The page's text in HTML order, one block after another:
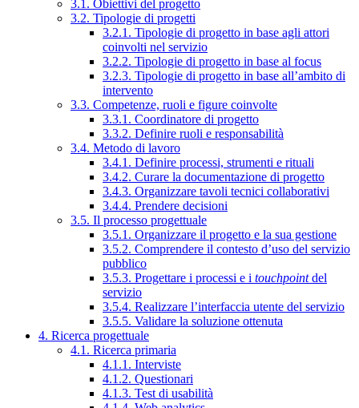
3.1. Obiettivi del progetto
3.2. Tipologie di progetti
3.2.1. Tipologie di progetto in base agli attori
coinvolti nel servizio
3.2.2. Tipologie di progetto in base al focus
3.2.3. Tipologie di progetto in base all’ambito di
intervento
3.3. Competenze, ruoli e figure coinvolte
3.3.1. Coordinatore di progetto
3.3.2. Definire ruoli e responsabilità
3.4. Metodo di lavoro
3.4.1. Definire processi, strumenti e rituali
3.4.2. Curare la documentazione di progetto
3.4.3. Organizzare tavoli tecnici collaborativi
3.4.4. Prendere decisioni
3.5. Il processo progettuale
3.5.1. Organizzare il progetto e la sua gestione
3.5.2. Comprendere il contesto d’uso del servizio
pubblico
3.5.3. Progettare i processi e i touchpointdel
servizio
3.5.4. Realizzare l’interfaccia utente del servizio
3.5.5. Validare la soluzione ottenuta
4. Ricerca progettuale
4.1. Ricerca primaria
4.1.1. Interviste
4.1.2. Questionari
4.1.3. Test di usabilità